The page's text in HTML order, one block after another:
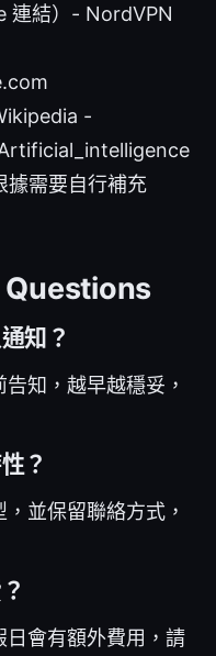
連結）- NordVPN
-
據需要自行補充
知？
知，越早越穩妥，
？
並保留聯絡方式，
日會有額外費用，請